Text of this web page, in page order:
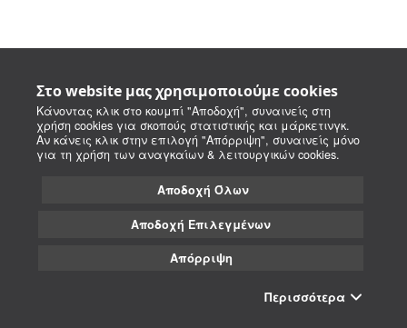
Στο website μας χρησιμοποιούμε cookies
Κάνοντας κλικ στο κουμπί "Αποδοχή", συναινείς στη
χρήση cookies για σκοπούς στατιστικής και μάρκετινγκ.
Αν κάνεις κλικ στην επιλογή "Απόρριψη", συναινείς μόνο
για τη χρήση των αναγκαίων & λειτουργικών cookies.
Αποδοχή Όλων
Αποδοχή Επιλεγμένων
Απόρριψη
Περισσότερα